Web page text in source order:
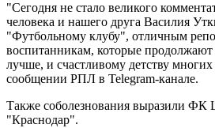
"Сегодня не стало великого
человека и нашего друга Василия
"Футбольному клубу", отличным
воспитанникам, которые
лучше, и счастливому детству
сообщении РПЛ в Telegram-канале.
Также соболезнования выразили
"Краснодар".